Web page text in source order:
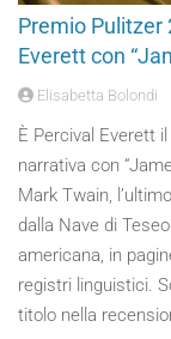
Premio Pulitzer
Everett con
Elisabetta Bolondi
È Percival Everett
narrativa con
Mark Twain,
dalla Nave di
americana, in
registri linguistici.
titolo nella